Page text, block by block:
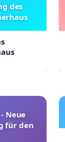
des
Neue
für den